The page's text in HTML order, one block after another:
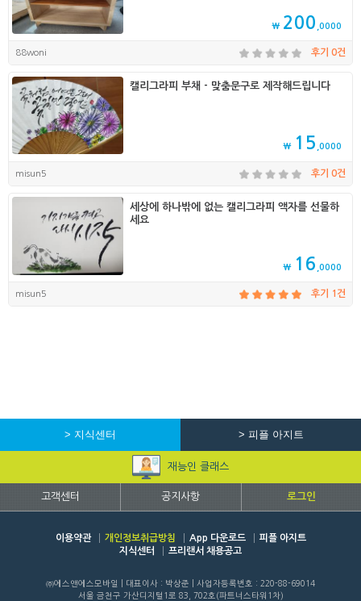
₩ 200 ,0000
88woni 후기 0건
캘리그라피 부채 - 맞춤문구로 제작해드립니다
₩ 15 ,0000
misun5 후기 0건
세상에 하나밖에 없는 캘리그라피 액자를 선물하
세요
₩ 16 ,0000
misun5 후기 1건
> 지식센터 > 피플 아지트
재능인 클래스
고객센터 공지사항 로그인
이용약관 개인정보취급방침 App 다운로드
피플 아지트
지식센터
프리랜서 채용공고
㈜에스앤에스모바일 | 대표이사 : 박상준 | 사업자등록번호 : 220-88-69014
서울 금천구 가산디지털1로 83, 702호(파트너스타워1차)